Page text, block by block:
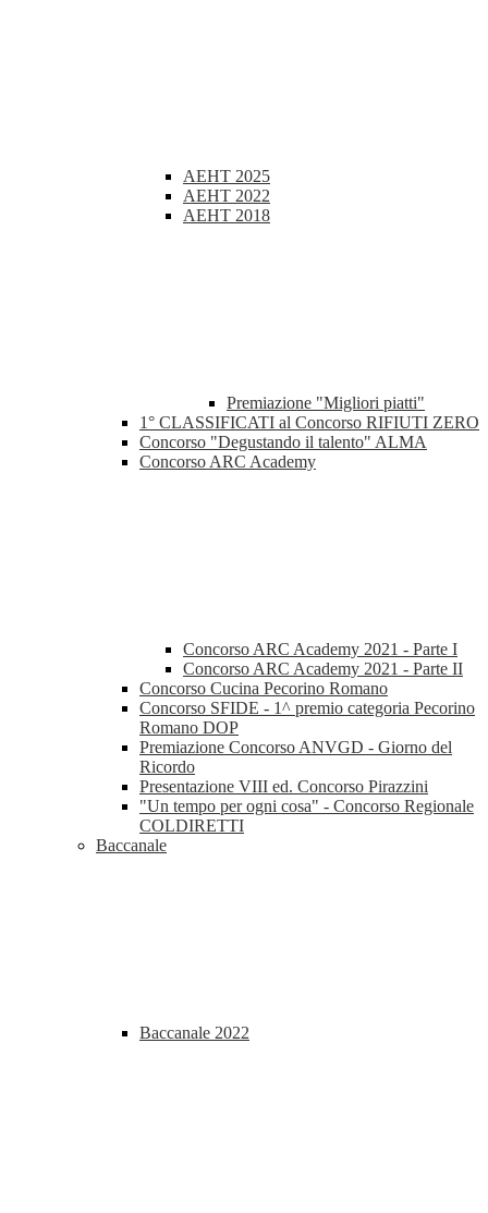
AEHT 2025
AEHT 2022
AEHT 2018
Premiazione "Migliori piatti"
1° CLASSIFICATI al Concorso RIFIUTI ZERO
Concorso "Degustando il talento" ALMA
Concorso ARC Academy
Concorso ARC Academy 2021 - Parte I
Concorso ARC Academy 2021 - Parte II
Concorso Cucina Pecorino Romano
Concorso SFIDE - 1^ premio categoria Pecorino
Romano DOP
Premiazione Concorso ANVGD - Giorno del
Ricordo
Presentazione VIII ed. Concorso Pirazzini
"Un tempo per ogni cosa" - Concorso Regionale
COLDIRETTI
Baccanale
Baccanale 2022